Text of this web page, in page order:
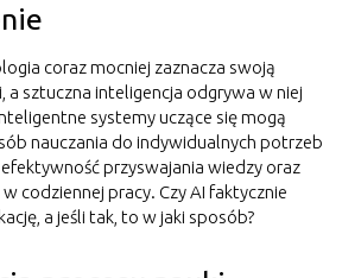
coraz mocniej zaznacza swoją
a sztuczna inteligencja odgrywa w niej
systemy uczące się mogą
nauczania do indywidualnych potrzeb
przyswajania wiedzy oraz
codziennej pracy. Czy AI faktycznie
a jeśli tak, to w jaki sposób?